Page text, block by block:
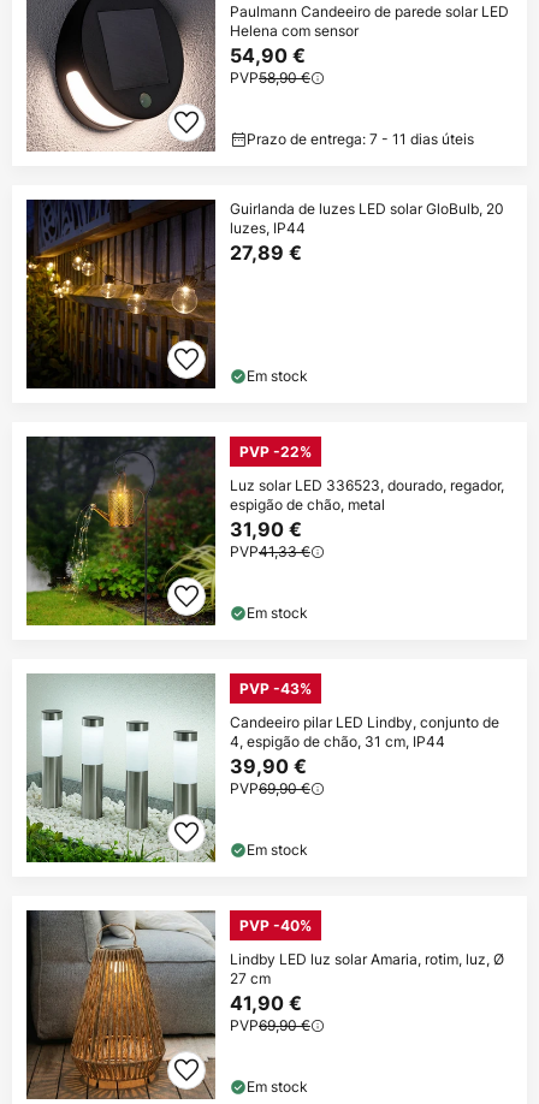
Paulmann Candeeiro de parede solar LED
Helena com sensor
54,90 €
PVP58,90 €
Prazo de entrega: 7 - 11 dias úteis
Guirlanda de luzes LED solar GloBulb, 20
luzes, IP44
27,89 €
Em stock
PVP -22%
Luz solar LED 336523, dourado, regador,
espigão de chão, metal
31,90 €
PVP41,33 €
Em stock
PVP -43%
Candeeiro pilar LED Lindby, conjunto de
4, espigão de chão, 31 cm, IP44
39,90 €
PVP69,90 €
Em stock
PVP -40%
Lindby LED luz solar Amaria, rotim, luz, Ø
27 cm
41,90 €
PVP69,90 €
Em stock